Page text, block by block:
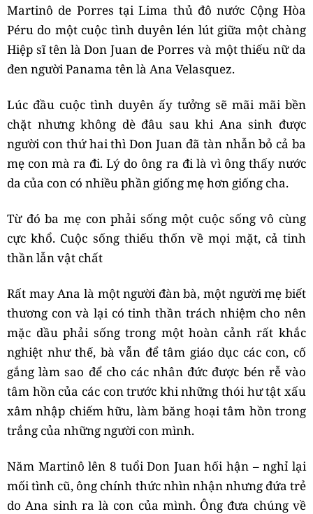
Martinô de Porres tại Lima thủ đô nước Cộng Hòa
Péru do một cuộc tình duyên lén lút giữa một chàng
Hiệp sĩ tên là Don Juan de Porres và một thiếu nữ da
đen người Panama tên là Ana Velasquez.
Lúc đầu cuộc tình duyên ấy tưởng sẽ mãi mãi bền
chặt nhưng không dè đâu sau khi Ana sinh được
người con thứ hai thì Don Juan đã tàn nhẫn bỏ cả ba
mẹ con mà ra đi. Lý do ông ra đi là vì ông thấy nước
da của con có nhiều phần giống mẹ hơn giống cha.
Từ đó ba mẹ con phải sống một cuộc sống vô cùng
cực khổ. Cuộc sống thiếu thốn về mọi mặt, cả tinh
thần lẫn vật chất
Rất may Ana là một người đàn bà, một người mẹ biết
thương con và lại có tinh thần trách nhiệm cho nên
mặc dầu phải sống trong một hoàn cảnh rất khắc
nghiệt như thế, bà vẫn để tâm giáo dục các con, cố
gắng làm sao để cho các nhân đức được bén rễ vào
tâm hồn của các con trước khi những thói hư tật xấu
xâm nhập chiếm hữu, làm băng hoại tâm hồn trong
trắng của những người con mình.
Năm Martinô lên 8 tuổi Don Juan hối hận – nghỉ lại
mối tình cũ, ông chính thức nhìn nhận nhưng đứa trẻ
do Ana sinh ra là con của mình. Ông đưa chúng về